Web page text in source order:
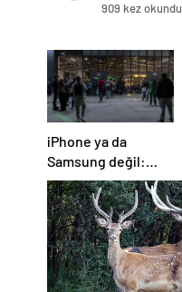
öldü
909 kez okundu
iPhone ya da
Samsung değil:
İspanya’daki
elektrik
kesintisinden sağ
kurtulan tek
telefonlar bunlar!